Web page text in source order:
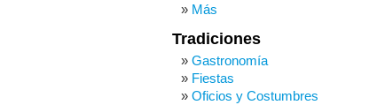
Más
Tradiciones
Gastronomía
Fiestas
Oficios y Costumbres